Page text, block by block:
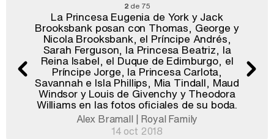
2 de 75
La Princesa Eugenia de York y Jack
Brooksbank posan con Thomas, George y
Nicola Brooksbank, el Príncipe Andrés,
Sarah Ferguson, la Princesa Beatriz, la
Reina Isabel, el Duque de Edimburgo, el
Príncipe Jorge, la Princesa Carlota,
Savannah e Isla Phillips, Mia Tindall, Maud
Windsor y Louis de Givenchy y Theodora
Williams en las fotos oficiales de su boda.
Alex Bramall | Royal Family
14 oct 2018